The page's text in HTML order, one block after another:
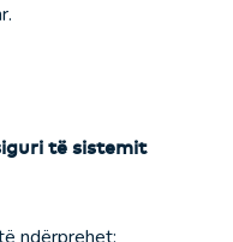
të sistemit